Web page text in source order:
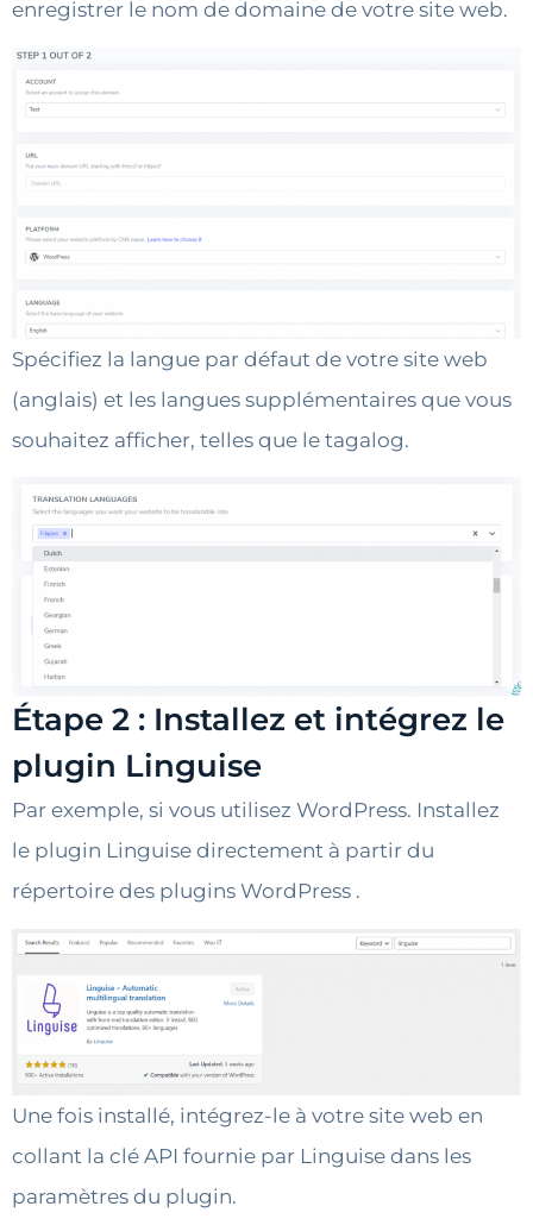
enregistrer le nom de domaine de votre site web.
Spécifiez la langue par défaut de votre site web
(anglais) et les langues supplémentaires que vous
souhaitez afficher, telles que le tagalog.
Étape 2 : Installez et intégrez le
plugin Linguise
Par exemple, si vous utilisez WordPress. Installez
le plugin Linguise directement à partir du
répertoire des plugins WordPress .
Une fois installé, intégrez-le à votre site web en
collant la clé API fournie par Linguise dans les
paramètres du plugin.